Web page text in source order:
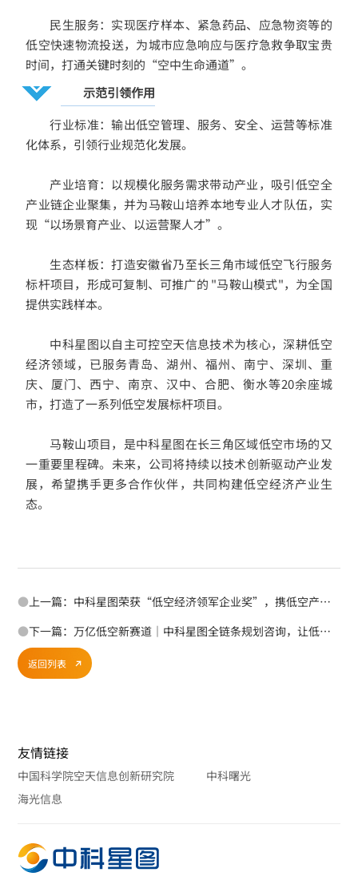
民生服务：实现医疗样本、紧急药品、应急物资等的
低空快速物流投送，为城市应急响应与医疗急救争取宝贵
时间，打通关键时刻的“空中生命通道”。
示范引领作用
行业标准：输出低空管理、服务、安全、运营等标准
化体系，引领行业规范化发展。
产业培育：以规模化服务需求带动产业，吸引低空全
产业链企业聚集，并为马鞍山培养本地专业人才队伍，实
现“以场景育产业、以运营聚人才”。
生态样板：打造安徽省乃至长三角市域低空飞行服务
标杆项目，形成可复制、可推广的 "马鞍山模式"，为全国
提供实践样本。
中科星图以自主可控空天信息技术为核心，深耕低空
经济领域，已服务青岛、湖州、福州、南宁、深圳、重
庆、厦门、西宁、南京、汉中、合肥、衡水等20余座城
市，打造了一系列低空发展标杆项目。
马鞍山项目，是中科星图在长三角区域低空市场的又
一重要里程碑。未来，公司将持续以技术创新驱动产业发
展，希望携手更多合作伙伴，共同构建低空经济产业生
态。
●上一篇：中科星图荣获“低空经济领军企业奖”，携低空产品矩阵闪耀2026厦门国际低空经济暨无人机产业博览会！
●下一篇：万亿低空新赛道｜中科星图全链条规划咨询，让低空经济真正落地
返回列表
友情链接
中国科学院空天信息创新研究院
中科曙光
海光信息